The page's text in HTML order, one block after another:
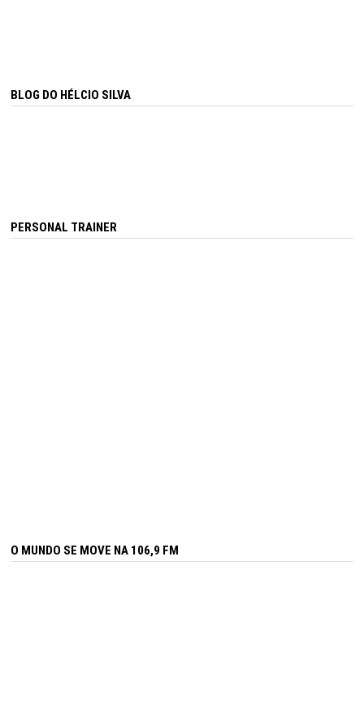
BLOG DO HÉLCIO SILVA
PERSONAL TRAINER
O MUNDO SE MOVE NA 106,9 FM